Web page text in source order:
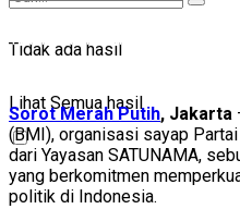
Tidak ada hasil
Lihat Semua hasil
Tidak ada hasil
Sorot Merah Putih, Jakarta
(BMI), organisasi sayap
dari Yayasan SATUNAMA,
yang berkomitmen
politik di Indonesia.